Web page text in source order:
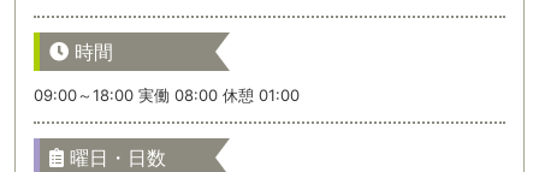
時間
09:00～18:00 実働 08:00 休憩 01:00
曜日・日数